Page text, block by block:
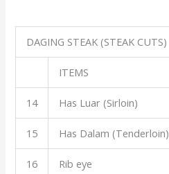
DAGING STEAK (STEAK CUTS)
ITEMS
14 Has Luar (Sirloin)
15 Has Dalam (Tenderloin)
16 Rib eye